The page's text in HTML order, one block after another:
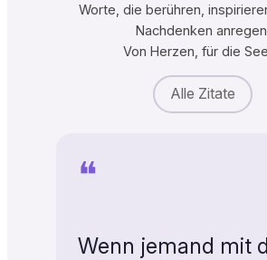
Worte, die berühren,
Nachdenken
Von Herzen, für die
Alle Zitate
❝
Wenn jemand mit